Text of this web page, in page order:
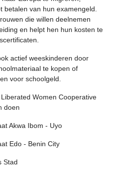
betalen van hun examengeld.
die willen deelnemen
en helpt hen hun kosten te
actief weeskinderen door
te kopen of
voor schoolgeld.
Women Cooperative
doen
Akwa Ibom - Uyo
Edo - Benin City
Stad